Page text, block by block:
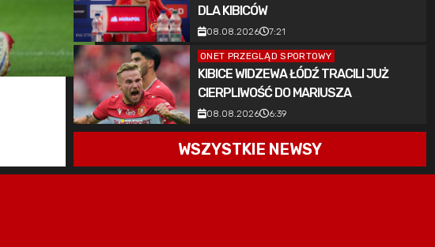
DLA KIBICÓW
08.08.2026 7:21
ONET PRZEGLĄD SPORTOWY
KIBICE WIDZEWA ŁÓDŹ TRACILI JUŻ
CIERPLIWOŚĆ DO MARIUSZA
FORNALCZYKA. NIESŁUSZNIE
08.08.2026 6:39
WSZYSTKIE NEWSY